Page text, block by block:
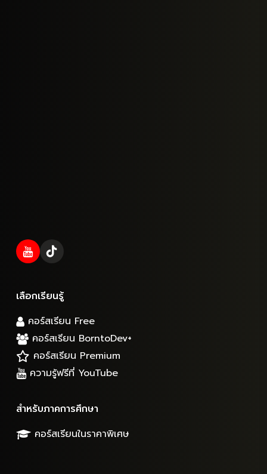
เลือกเรียนรู้
คอร์สเรียน Free
คอร์สเรียน BorntoDev+
คอร์สเรียน Premium
ความรู้ฟรีที่ YouTube
สำหรับภาคการศึกษา
คอร์สเรียนในราคาพิเศษ